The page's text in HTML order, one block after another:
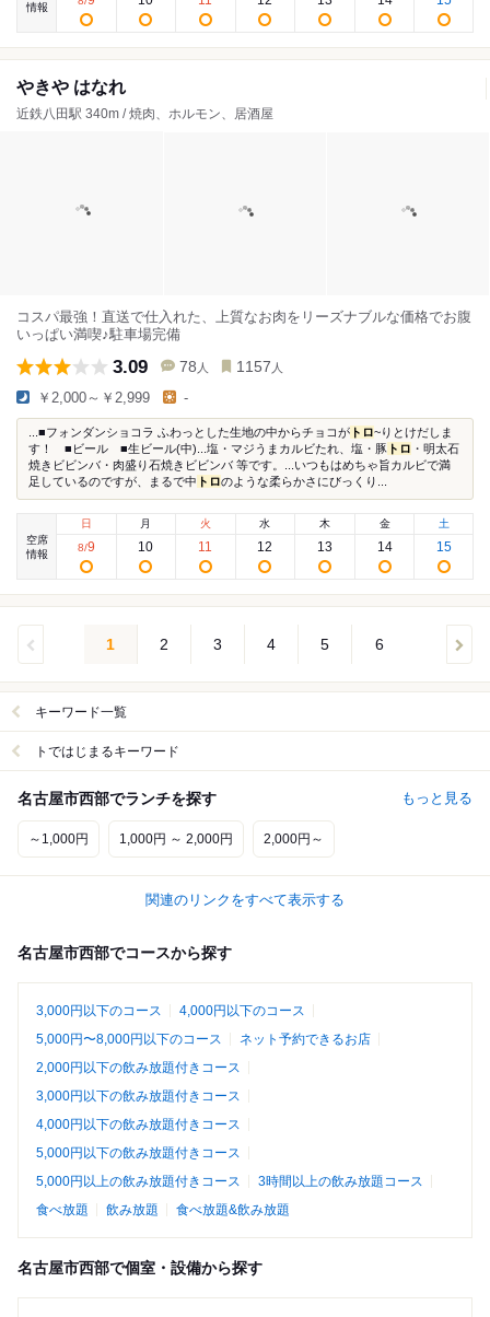
情報
やきや はなれ
近鉄八田駅 340m / 焼肉、ホルモン、居酒屋
コスパ最強！直送で仕入れた、上質なお肉をリーズナブルな価格でお腹
いっぱい満喫♪駐車場完備
3.09 78 人 1157 人
￥2,000～￥2,999 -
...■フォンダンショコラ ふわっとした生地の中からチョコが トロ~りとけだしま
す！ ■ビール ■生ビール(中)...塩・マジうまカルビたれ、塩・豚 トロ ・明太石
焼きビビンバ・肉盛り石焼きビビンバ 等です。...いつもはめちゃ旨カルビで満
足しているのですが、まるで中 トロのような柔らかさにびっくり...
空席
情報
日
8/9
月
10
火
11
水
12
木
13
金
14
土
15
1 2 3 4 5 6
キーワード一覧
トではじまるキーワード
名古屋市西部でランチを探す もっと見る
～1,000円 1,000円 ～ 2,000円 2,000円～
関連のリンクをすべて表示する
名古屋市西部でコースから探す
3,000円以下のコース
4,000円以下のコース
5,000円〜8,000円以下のコース
ネット予約できるお店
2,000円以下の飲み放題付きコース
3,000円以下の飲み放題付きコース
4,000円以下の飲み放題付きコース
5,000円以下の飲み放題付きコース
5,000円以上の飲み放題付きコース
3時間以上の飲み放題コース
食べ放題
飲み放題 食べ放題&飲み放題
名古屋市西部で個室・設備から探す